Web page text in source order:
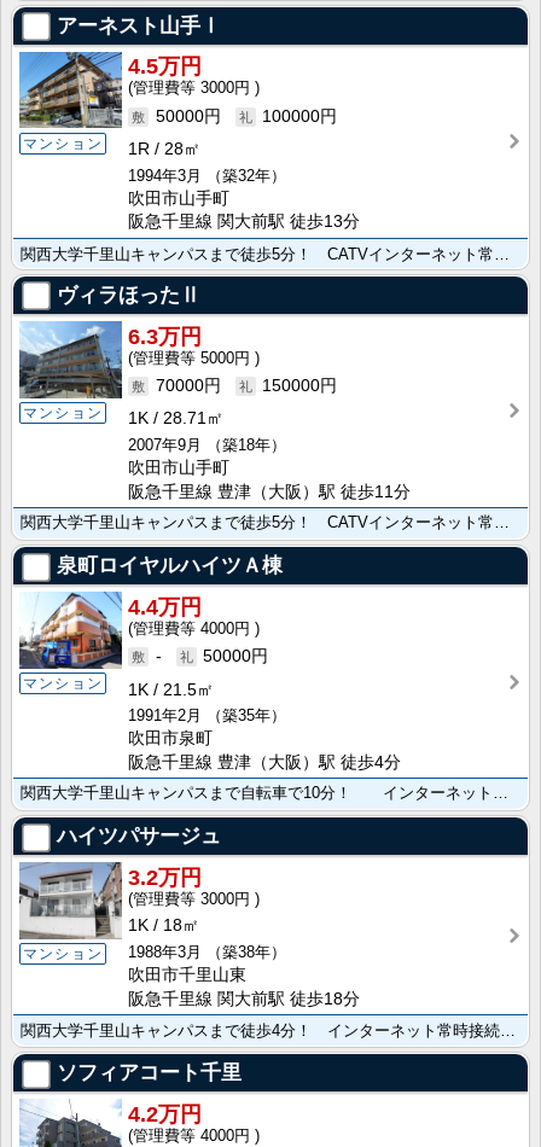
アーネスト山手Ⅰ
マンション
4.5万円
3000円
50000円
100000円
1R
28㎡
1994年3月
（築32年）
吹田市山手町
阪急千里線 関大前駅 徒歩13分
ヴィラほったⅡ
マンション
6.3万円
5000円
70000円
150000円
1K
28.71㎡
2007年9月
（築18年）
吹田市山手町
阪急千里線 豊津（大阪）駅 徒歩11分
関西大学千里山キャンパスまで徒歩5分！ CATVインターネット常時接続無料！ オール電化！
泉町ロイヤルハイツＡ棟
マンション
4.4万円
4000円
-
50000円
1K
21.5㎡
1991年2月
（築35年）
吹田市泉町
阪急千里線 豊津（大阪）駅 徒歩4分
関西大学千里山キャンパスまで自転車で10分！ インターネットWi-Fi利用無料！豊津駅･コンビニ････
ハイツパサージュ
マンション
3.2万円
3000円
1K
18㎡
1988年3月
（築38年）
吹田市千里山東
阪急千里線 関大前駅 徒歩18分
ソフィアコート千里
4.2万円
4000円